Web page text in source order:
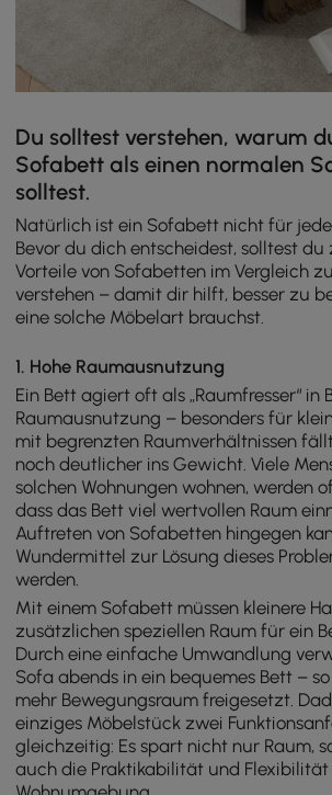
Du solltest verstehen, warum
Sofabett als einen normalen
solltest.
Natürlich ist ein Sofabett nicht für
Bevor du dich entscheidest, solltest du
Vorteile von Sofabetten im Vergleich
verstehen – damit dir hilft, besser zu
eine solche Möbelart brauchst.
1. Hohe Raumausnutzung
Ein Bett agiert oft als „Raumfresser“ in
Raumausnutzung – besonders für
mit begrenzten Raumverhältnissen
noch deutlicher ins Gewicht. Viele
solchen Wohnungen wohnen, werden
dass das Bett viel wertvollen Raum
Auftreten von Sofabetten hingegen
Wundermittel zur Lösung dieses
werden.
Mit einem Sofabett müssen kleinere
zusätzlichen speziellen Raum für ein
Durch eine einfache Umwandlung
Sofa abends in ein bequemes Bett –
mehr Bewegungsraum freigesetzt.
einziges Möbelstück zwei
gleichzeitig: Es spart nicht nur Raum,
auch die Praktikabilität und